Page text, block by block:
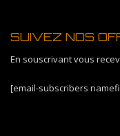
SUIVEZ NOS
En souscrivant vous
[email-subscribers